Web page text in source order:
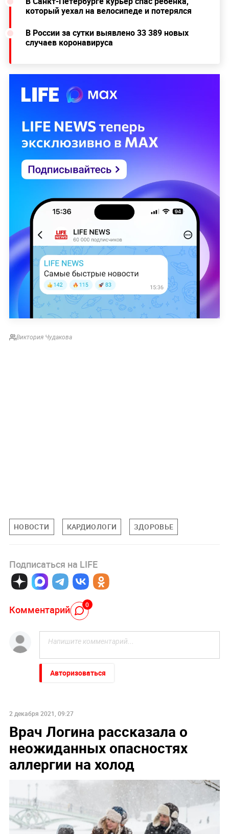
который уехал на велосипеде и потерялся
В России за сутки выявлено 33 389 новых
случаев коронавируса
Виктория Чудакова
НОВОСТИ КАРДИОЛОГИ ЗДОРОВЬЕ
Подписаться на LIFE
Комментарий 0
Авторизоваться
2 декабря 2021, 09:27
Врач Логина рассказала о
неожиданных опасностях
аллергии на холод